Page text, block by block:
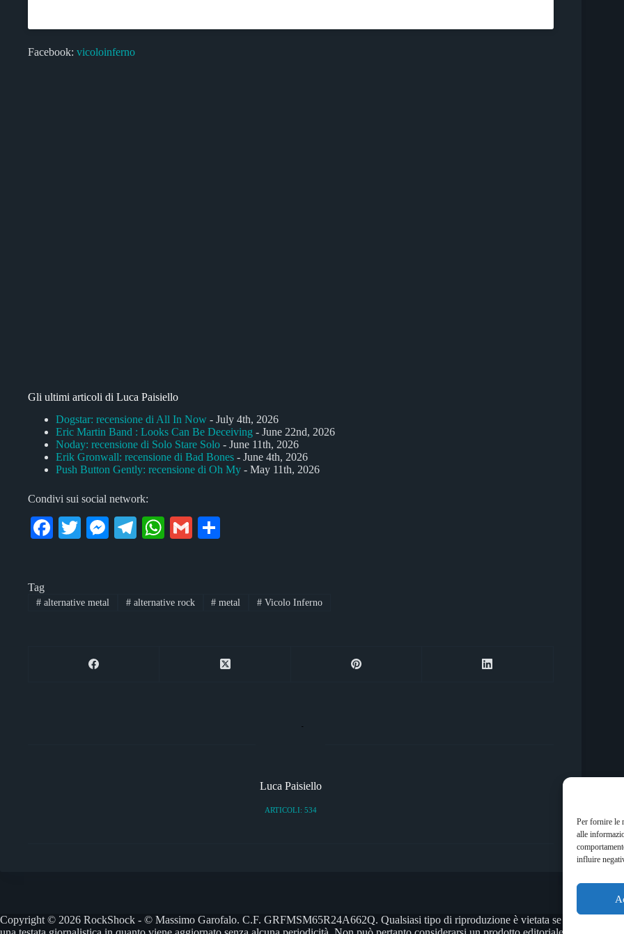
Per fornire le
alle
influire
Facebook: vicoloinferno
Gli ultimi articoli di Luca Paisiello
Dogstar: recensione di All In Now - July 4th, 2026
Eric Martin Band : Looks Can Be Deceiving - June 22nd, 2026
Noday: recensione di Solo Stare Solo - June 11th, 2026
Erik Gronwall: recensione di Bad Bones - June 4th, 2026
Push Button Gently: recensione di Oh My - May 11th, 2026
Condivi sui social network:
Fa
ok
T
r
M
ng
Te
a
W
A
G
vi
Tag
#alternative metal #alternative rock # metal # Vicolo Inferno
Luca Paisiello
ARTICOLI: 534
Copyright © 2026 RockShock - © Massimo Garofalo. C.F. GRFMSM65R24A662Q. Qualsiasi tipo di riproduzione è vietata se non